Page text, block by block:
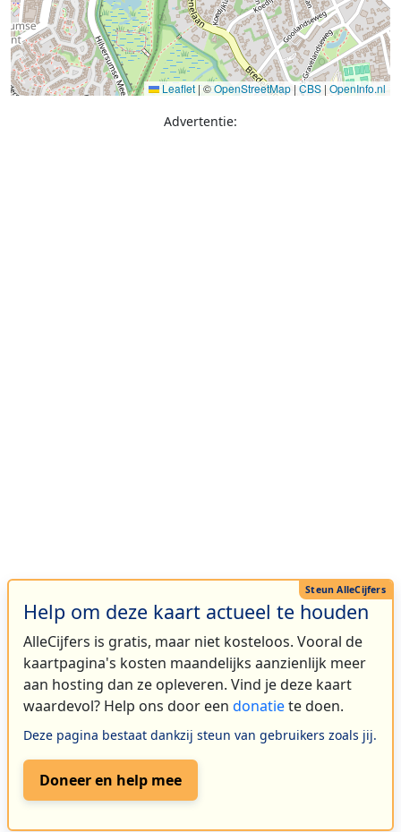
Leaflet | ©OpenStreetMap | CBS | OpenInfo.nl
Advertentie:
Help om deze kaart actueel te houden
AlleCijfers is gratis, maar niet kosteloos. Vooral de
kaartpagina's kosten maandelijks aanzienlijk meer
aan hosting dan ze opleveren. Vind je deze kaart
waardevol? Help ons door een donatiete doen.
Deze pagina bestaat dankzij steun van gebruikers zoals jij.
Doneer en help mee